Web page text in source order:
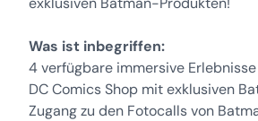
Was ist inbegriffen:
4 verfügbare immersive Erlebnisse
DC Comics Shop mit exklusiven
Zugang zu den Fotocalls von